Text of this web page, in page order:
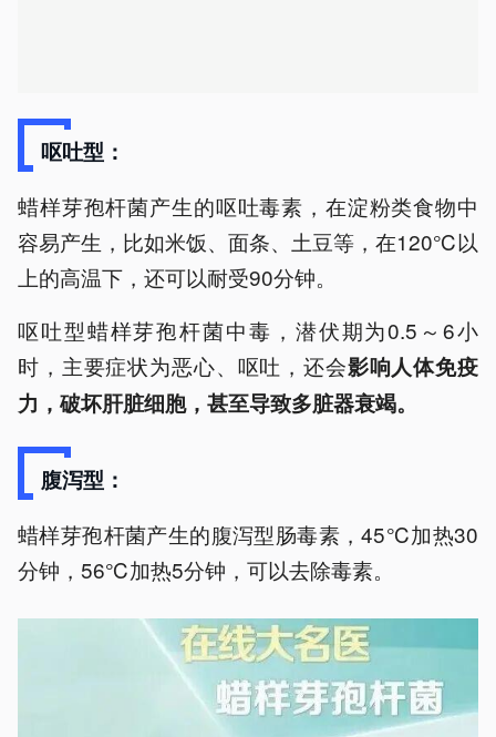
呕吐型：
蜡样芽孢杆菌产生的呕吐毒素，在淀粉类食物中
容易产生，比如米饭、面条、土豆等，在120℃以
上的高温下，还可以耐受90分钟。
呕吐型蜡样芽孢杆菌中毒，潜伏期为0.5～6小
时，主要症状为恶心、呕吐，还会影响人体免疫
力，破坏肝脏细胞，甚至导致多脏器衰竭。
腹泻型：
蜡样芽孢杆菌产生的腹泻型肠毒素，45℃加热30
分钟，56℃加热5分钟，可以去除毒素。